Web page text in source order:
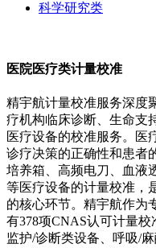
科学研究类
医院医疗类计量校准
精宇航计量校准服务深度
疗机构临床诊断、生命支
医疗设备的校准服务。医
诊疗决策的正确性和患者
培养箱、 高频电刀、血液
等医疗设备的计量校准，
的核心环节。精宇航作为
有378项CNAS认可计量
监护/诊断类设备、呼吸/